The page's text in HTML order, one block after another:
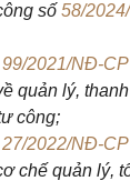
số 58/
99/2021/NĐ-CP
quản lý,
công;
27/2022/NĐ-CP
chế quản lý,